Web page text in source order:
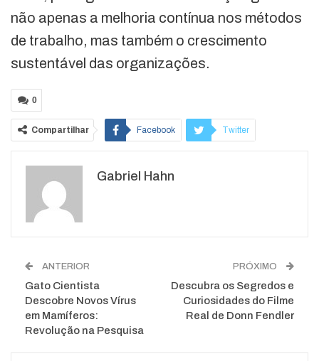
não apenas a melhoria contínua nos métodos
de trabalho, mas também o crescimento
sustentável das organizações.
0
Compartilhar Facebook Twitter
WhatsApp
Gabriel Hahn
ANTERIOR
Gato Cientista
Descobre Novos Vírus
em Mamíferos:
Revolução na Pesquisa
PRÓXIMO
Descubra os Segredos e
Curiosidades do Filme
Real de Donn Fendler